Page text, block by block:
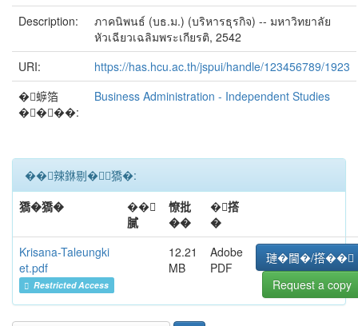
Description:
ภาคนิพนธ์ (บธ.ม.) (บริหารธุรกิจ) -- มหาวิทยาลัย
หัวเฉียวเฉลิมพระเกียรติ, 2542
URI:
https://has.hcu.ac.th/jspui/handle/123456789/1923
�蝷箔
����:
Business Administration - Independent Studies
��辣銝剔�﹝獢�:
獢�獢�
��
膩
憭批
��
�撘
�
Krisana-Taleungki
et.pdf
Restricted Access
12.21
MB
Adobe
PDF
璉�閫�/撘��
Request a copy